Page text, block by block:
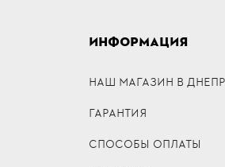
ИНФОРМАЦИЯ
НАШ МАГАЗИН В
ГАРАНТИЯ
СПОСОБЫ ОПЛАТЫ